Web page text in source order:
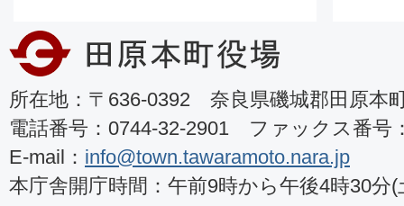
所在地：〒636-0392 奈良県磯城郡田原本
電話番号：0744-32-2901 ファックス番号
E-mail： info@town.tawaramoto.nara.jp
本庁舎開庁時間：午前9時から午後4時30分